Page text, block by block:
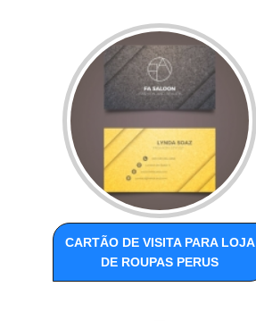
CARTÃO DE VISITA PARA LOJA
DE ROUPAS PERUS